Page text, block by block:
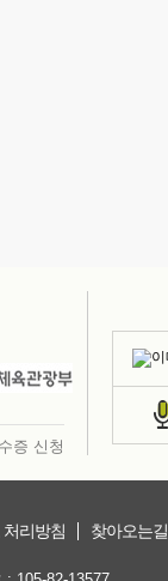
증 신청
리방침 찾아오는길